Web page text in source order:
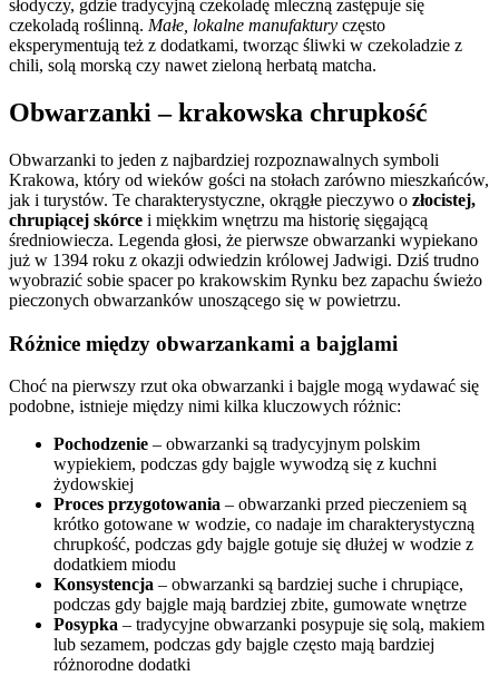
słodyczy, gdzie tradycyjną czekoladę mleczną zastępuje się
czekoladą roślinną. Małe, lokalne manufaktury często
eksperymentują też z dodatkami, tworząc śliwki w czekoladzie z
chili, solą morską czy nawet zieloną herbatą matcha.
Obwarzanki – krakowska chrupkość
Obwarzanki to jeden z najbardziej rozpoznawalnych symboli
Krakowa, który od wieków gości na stołach zarówno mieszkańców,
jak i turystów. Te charakterystyczne, okrągłe pieczywo o złocistej,
chrupiącej skórce i miękkim wnętrzu ma historię sięgającą
średniowiecza. Legenda głosi, że pierwsze obwarzanki wypiekano
już w 1394 roku z okazji odwiedzin królowej Jadwigi. Dziś trudno
wyobrazić sobie spacer po krakowskim Rynku bez zapachu świeżo
pieczonych obwarzanków unoszącego się w powietrzu.
Różnice między obwarzankami a bajglami
Choć na pierwszy rzut oka obwarzanki i bajgle mogą wydawać się
podobne, istnieje między nimi kilka kluczowych różnic:
Pochodzenie – obwarzanki są tradycyjnym polskim
wypiekiem, podczas gdy bajgle wywodzą się z kuchni
żydowskiej
Proces przygotowania – obwarzanki przed pieczeniem są
krótko gotowane w wodzie, co nadaje im charakterystyczną
chrupkość, podczas gdy bajgle gotuje się dłużej w wodzie z
dodatkiem miodu
Konsystencja – obwarzanki są bardziej suche i chrupiące,
podczas gdy bajgle mają bardziej zbite, gumowate wnętrze
Posypka – tradycyjne obwarzanki posypuje się solą, makiem
lub sezamem, podczas gdy bajgle często mają bardziej
różnorodne dodatki